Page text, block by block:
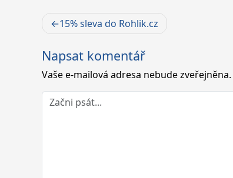
Navigace
pro
příspěvek
15% sleva do Rohlik.cz
Napsat komentář
Vaše e-mailová adresa nebude zveřejněna.